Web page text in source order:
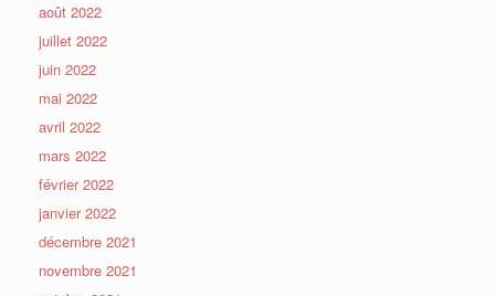
août 2022
juillet 2022
juin 2022
mai 2022
avril 2022
mars 2022
février 2022
janvier 2022
décembre 2021
novembre 2021